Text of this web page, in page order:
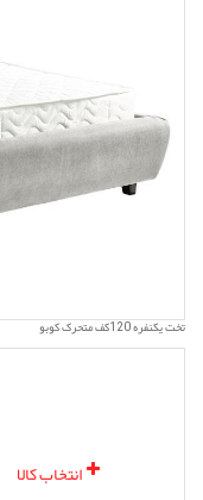
تخت یکنفره 120کف متحرک کوبو
انتخاب کالا